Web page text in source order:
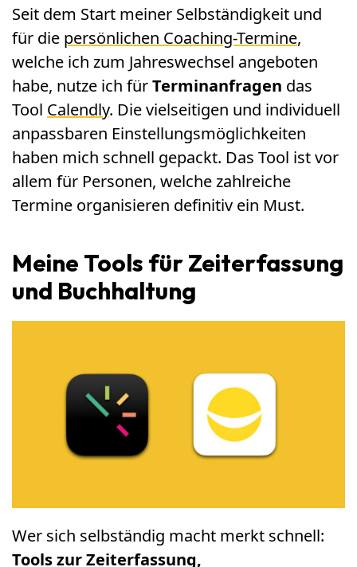
Seit dem Start meiner Selbständigkeit und
für die persönlichen Coaching-Termine,
welche ich zum Jahreswechsel angeboten
habe, nutze ich fürTerminanfragen das
Tool Calendly. Die vielseitigen und individuell
anpassbaren Einstellungsmöglichkeiten
haben mich schnell gepackt. Das Tool ist vor
allem für Personen, welche zahlreiche
Termine organisieren definitiv ein Must.
Meine Tools für Zeiterfassung
und Buchhaltung
Wer sich selbständig macht merkt schnell:
Tools zur Zeiterfassung,